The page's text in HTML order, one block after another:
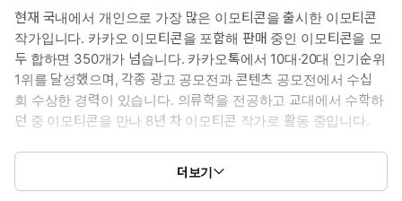
순간을 경험하게 됩니다. 그림 실력은 두 번째입니다. 움직임의 원
리를 이해하는 순간, 당신의 낙서도 승인율 99.9%의 이모티콘이 될
수 있습니다.
▶ 예제 파일 다운로드: www.hanbit.co.kr/src/51037
어떤 독자를 위한 책인가?
현재 국내에서 개인으로 가장 많은 이모티콘을 출시한 이모티콘
작가입니다. 카카오 이모티콘을 포함해 판매 중인 이모티콘을 모
두 합하면 350개가 넘습니다. 카카오톡에서 10대·20대 인기순위
1위를 달성했으며, 각종 광고 공모전과 콘텐츠 공모전에서 수십
회 수상한 경력이 있습니다. 의류학을 전공하고 교대에서 수학하
던 중 이모티콘을 만나 8년 차 이모티콘 작가로 활동 중입니다.
더보기